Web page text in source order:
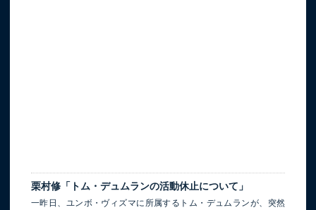
栗村修「トム・デュムランの活動休止について」
一昨日、ユンボ・ヴィズマに所属するトム・デュムランが、突然